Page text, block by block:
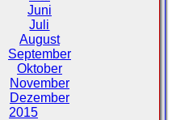
Juni
Juli
August
September
Oktober
November
Dezember
2015